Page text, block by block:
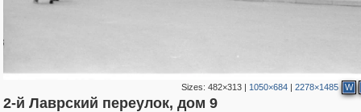
Sizes:482×313 | 1050×684 |2278×1485 W
2-й Лаврский переулок, дом 9
1,406,258 29,243
319,780 8,286
159,978 5,916 10,185 264